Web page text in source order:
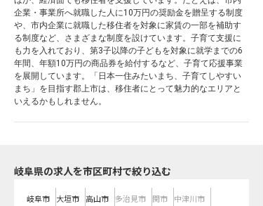
企業・事業所へ就職した人に10万円の奨励金を贈呈する制度
や、市内企業に就職した移住者を対象に家賃の一部を補助す
る制度など、さまざまな制度を設けています。子育て支援に
も力を入れており、第3子以降の子どもを対象に就学までの6
年間、年額10万円の商品券を給付するなど、子育て応援事業
を展開しています。「日本一住みたいまち、子育てしやすい
まち」を目指す郡上市は、移住者にとって魅力的なエリアと
いえるかもしれません。
岐阜県の求人を市区町村で絞り込む
岐阜市 大垣市 高山市 多治見市 関市 中津川市